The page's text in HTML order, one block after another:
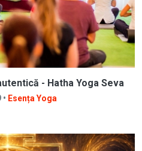
- Hatha Yoga Seva
Esența Yoga